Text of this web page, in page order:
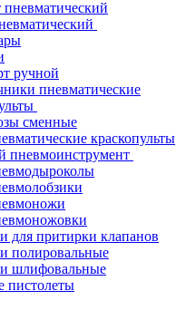
ручной
пневматические
сменные
краскопульты
пневмоинструмент
для притирки клапанов
полировальные
шлифовальные
пистолеты